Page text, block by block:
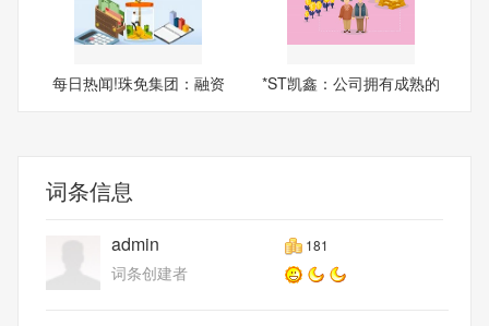
每日热闻!珠免集团：融资
*ST凯鑫：公司拥有成熟的
词条信息
admin 181
词条创建者